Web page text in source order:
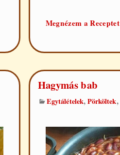
Megnézem a Receptet
Hagymás bab
Egytálételek,Pörköltek,